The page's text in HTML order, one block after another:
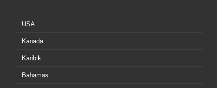
USA
Kanada
Karibik
Bahamas